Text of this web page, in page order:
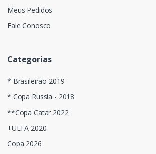
Meus Pedidos
Fale Conosco
Categorias
* Brasileirão 2019
* Copa Russia - 2018
**Copa Catar 2022
+UEFA 2020
Copa 2026